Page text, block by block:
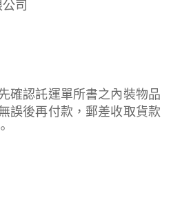
司
確認託運單所書之內裝物品
誤後再付款，郵差收取貨款